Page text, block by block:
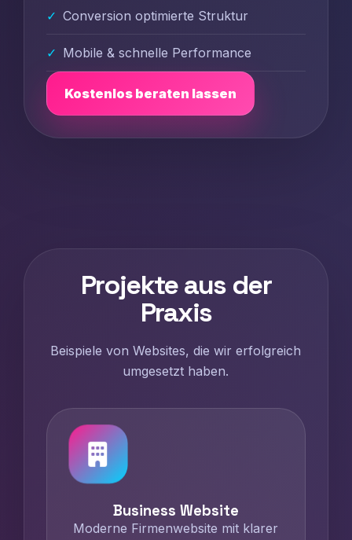
Conversion optimierte Struktur
Mobile & schnelle Performance
Kostenlos beraten lassen
Projekte aus der
Praxis
Beispiele von Websites, die wir erfolgreich
umgesetzt haben.
Business Website
Moderne Firmenwebsite mit klarer